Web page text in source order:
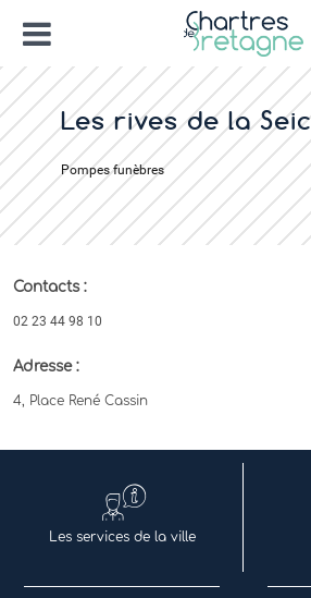
contenu
Menu
Bienvenue sur le
Ville Zéro phyto /
Les rives de la
Pompes funèbres
Contacts :
02 23 44 98 10
Adresse :
4, Place René Cassin
Les services de la ville